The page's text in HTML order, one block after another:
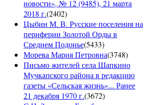
новости», № 12 (9485), 21 марта
2018 г.(2402)
Цыбин М. В. Русские поселения на
периферии Золотой Орды в
Среднем Подонье(5433)
Морева Мария Петровна(3748)
Письмо жителей села Шапкино
Мучкапского района в редакцию
газеты «Сельская жизнь»... Ранее
21 декабря 1970 г.(3672)